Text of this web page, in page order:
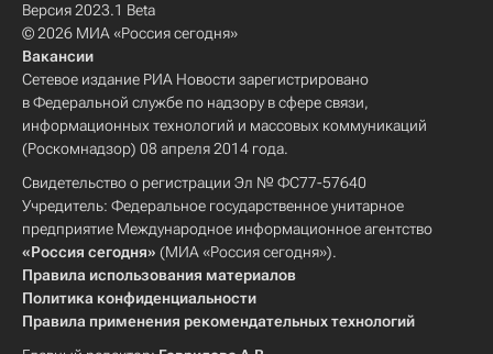
Версия 2023.1 Beta
© 2026 МИА «Россия сегодня»
Вакансии
Сетевое издание РИА Новости зарегистрировано
в Федеральной службе по надзору в сфере связи,
информационных технологий и массовых коммуникаций
(Роскомнадзор) 08 апреля 2014 года.
Свидетельство о регистрации Эл № ФС77-57640
Учредитель: Федеральное государственное унитарное
предприятие Международное информационное агентство
«Россия сегодня» (МИА «Россия сегодня»).
Правила использования материалов
Политика конфиденциальности
Правила применения рекомендательных технологий